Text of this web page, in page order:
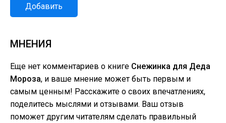
Добавить
МНЕНИЯ
Еще нет комментариев о книге Снежинка для Деда
Мороза, и ваше мнение может быть первым и
самым ценным! Расскажите о своих впечатлениях,
поделитесь мыслями и отзывами. Ваш отзыв
поможет другим читателям сделать правильный